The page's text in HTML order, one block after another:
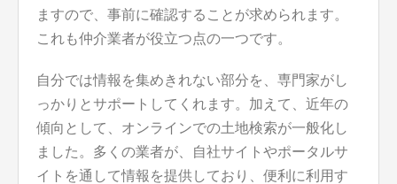
ますので、事前に確認することが求められます。
これも仲介業者が役立つ点の一つです。
自分では情報を集めきれない部分を、専門家がし
っかりとサポートしてくれます。加えて、近年の
傾向として、オンラインでの土地検索が一般化し
ました。多くの業者が、自社サイトやポータルサ
イトを通して情報を提供しており、便利に利用す